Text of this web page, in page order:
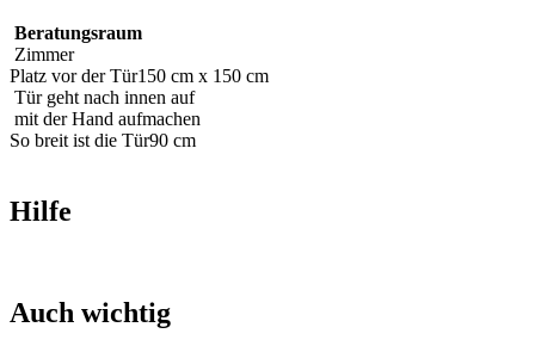
Beratungsraum
Zimmer
Platz vor der Tür150 cm x 150 cm
Tür geht nach innen auf
mit der Hand aufmachen
So breit ist die Tür90 cm
Hilfe
Auch wichtig